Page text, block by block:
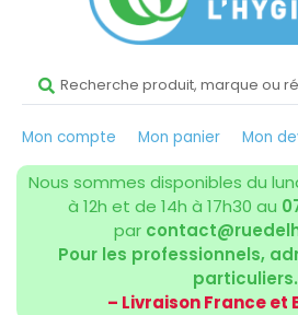
Mon compte Mon panier Mon
Nous sommes disponibles du
à 12h et de 14h à 17h30 au
par
Pour les professionnels,
particuliers.
– Livraison France et